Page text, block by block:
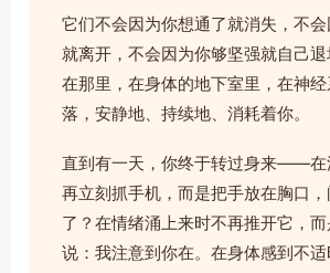
它们不会因为你想通了就消失，不
就离开，不会因为你够坚强就自己
在那里，在身体的地下室里，在神
落，安静地、持续地、消耗着你。
直到有一天，你终于转过身来——在
再立刻抓手机，而是把手放在胸口
了？在情绪涌上来时不再推开它，而
说：我注意到你在。在身体感到不